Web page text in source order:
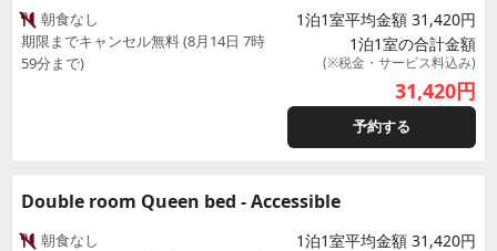
朝食なし
期限までキャンセル無料 (8月14日 7時
59分まで)
1泊1室平均金額 31,420円
1泊1室の合計金額
(※税金・サービス料込み)
31,420円
予約する
Double room Queen bed - Accessible
朝食なし
1泊1室平均金額 31,420円